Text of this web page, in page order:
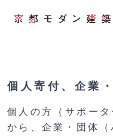
個人寄付、企業
個人の方（サポー
から、企業・団体